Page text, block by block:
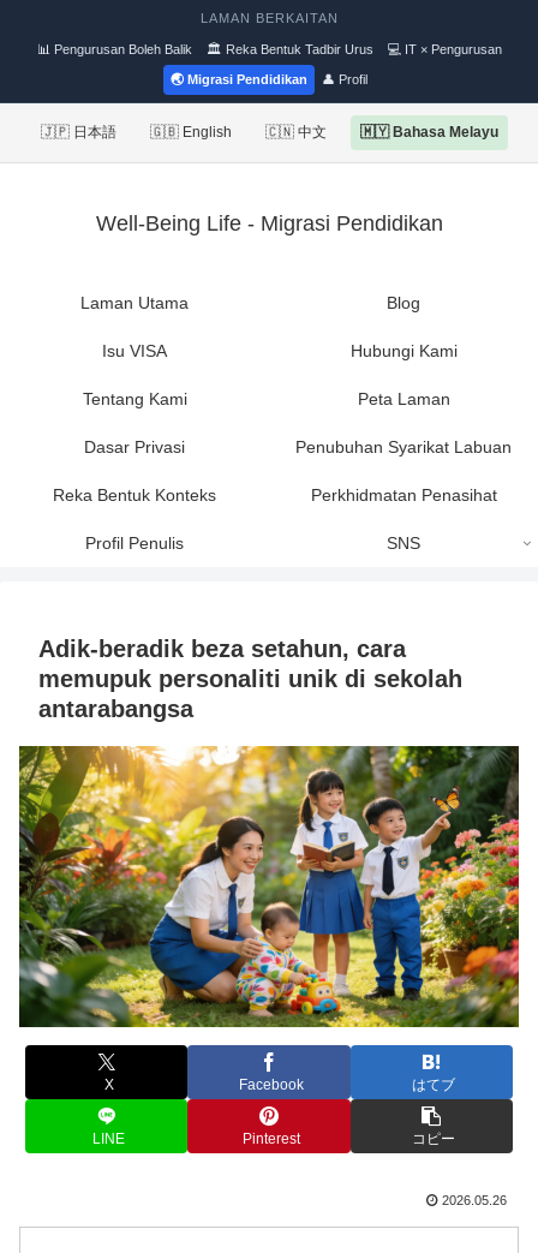
LAMAN BERKAITAN
📊 Pengurusan Boleh Balik 🏛 Reka Bentuk Tadbir Urus 💻 IT × Pengurusan
🌏 Migrasi Pendidikan 👤 Profil
🇯🇵 日本語 🇬🇧 English 🇨🇳 中文 🇲🇾 Bahasa Melayu
Well-Being Life - Migrasi Pendidikan
Laman Utama Blog
Isu VISA Hubungi Kami
Tentang Kami Peta Laman
Dasar Privasi Penubuhan Syarikat Labuan
Reka Bentuk Konteks Perkhidmatan Penasihat
Profil Penulis SNS
Adik-beradik beza setahun, cara
memupuk personaliti unik di sekolah
antarabangsa
X Facebook はてブ
LINE Pinterest コピー
2026.05.26